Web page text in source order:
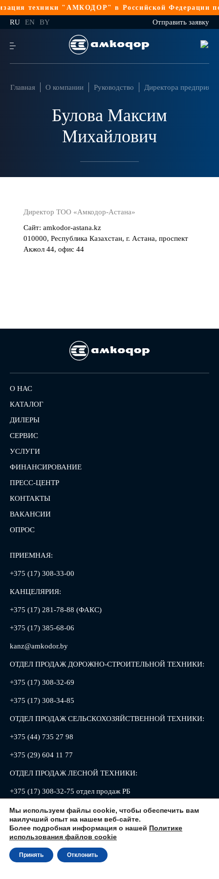
техники "АМКОДОР" в Российской Федерации по
RU EN BY Отправить заявку
Главная О компании Руководство Директора
Булова Максим
Михайлович
Директор ТОО «Амкодор-Астана»
Сайт: amkodor-astana.kz
010000, Республика Казахстан, г. Астана, проспект
Акжол 44, офис 44
О НАС
КАТАЛОГ
ДИЛЕРЫ
СЕРВИС
УСЛУГИ
ФИНАНСИРОВАНИЕ
ПРЕСС-ЦЕНТР
КОНТАКТЫ
ВАКАНСИИ
ОПРОС
ПРИЕМНАЯ:
+375 (17) 308-33-00
КАНЦЕЛЯРИЯ:
+375 (17) 281-78-88 (ФАКС)
+375 (17) 385-68-06
kanz@amkodor.by
ОТДЕЛ ПРОДАЖ ДОРОЖНО-СТРОИТЕЛЬНОЙ ТЕХНИКИ:
+375 (17) 308-32-69
+375 (17) 308-34-85
ОТДЕЛ ПРОДАЖ СЕЛЬСКОХОЗЯЙСТВЕННОЙ ТЕХНИКИ:
+375 (44) 735 27 98
+375 (29) 604 11 77
ОТДЕЛ ПРОДАЖ ЛЕСНОЙ ТЕХНИКИ:
+375 (17) 308-32-75 отдел продаж РБ
+375 (17) 308-32-88 отдел продаж РФ
220013, Республика Беларусь, г. Минск, ул. Петруся Бровки, 8
Мы используем файлы cookie, чтобы обеспечить вам
наилучший опыт на нашем веб-сайте.
Более подробная информация о нашей Политике
использования файлов cookie
Принять Отклонить